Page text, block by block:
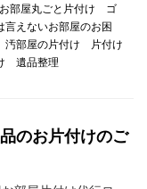
お部屋丸ごと片付け
ゴ
言えないお部屋のお困
汚部屋の片付け
片付け
遺品整理
のお片付けのご